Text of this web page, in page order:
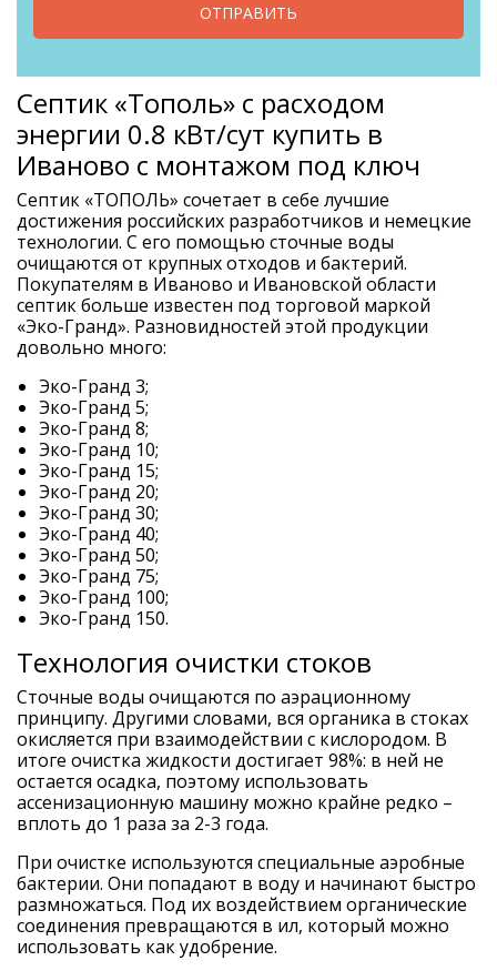
ОТПРАВИТЬ
Септик «Тополь» с расходом
энергии 0.8 кВт/сут купить в
Иваново с монтажом под ключ
Септик «ТОПОЛЬ» сочетает в себе лучшие
достижения российских разработчиков и немецкие
технологии. С его помощью сточные воды
очищаются от крупных отходов и бактерий.
Покупателям в Иваново и Ивановской области
септик больше известен под торговой маркой
«Эко-Гранд». Разновидностей этой продукции
довольно много:
Эко-Гранд 3;
Эко-Гранд 5;
Эко-Гранд 8;
Эко-Гранд 10;
Эко-Гранд 15;
Эко-Гранд 20;
Эко-Гранд 30;
Эко-Гранд 40;
Эко-Гранд 50;
Эко-Гранд 75;
Эко-Гранд 100;
Эко-Гранд 150.
Технология очистки стоков
Сточные воды очищаются по аэрационному
принципу. Другими словами, вся органика в стоках
окисляется при взаимодействии с кислородом. В
итоге очистка жидкости достигает 98%: в ней не
остается осадка, поэтому использовать
ассенизационную машину можно крайне редко –
вплоть до 1 раза за 2-3 года.
При очистке используются специальные аэробные
бактерии. Они попадают в воду и начинают быстро
размножаться. Под их воздействием органические
соединения превращаются в ил, который можно
использовать как удобрение.